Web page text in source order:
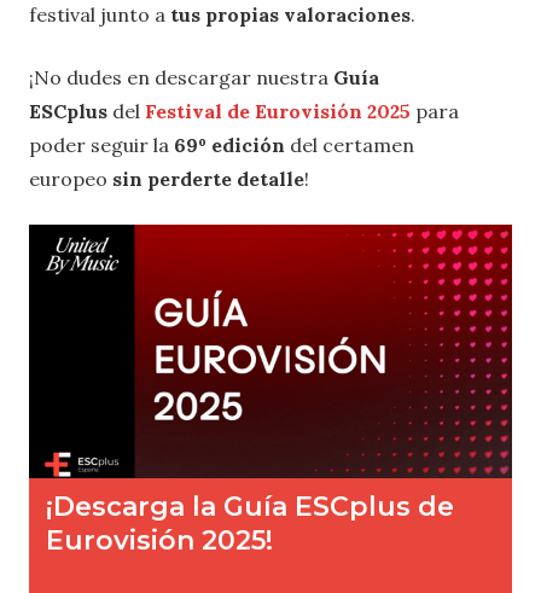
festival junto a tus propias valoraciones.
¡No dudes en descargar nuestra Guía
ESCplus del Festival de Eurovisión 2025 para
poder seguir la 69º edición del certamen
europeo sin perderte detalle!